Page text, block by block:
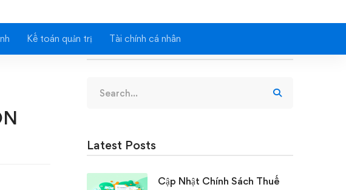
Kế toán quản trị Tài chính cá nhân
for:
Latest Posts
Cập Nhật Chính Sách Thuế